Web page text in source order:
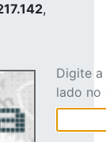
,
Digite
lado no